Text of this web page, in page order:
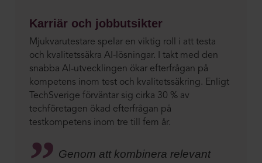
Karriär och jobbutsikter
Mjukvarutestare spelar en viktig roll i att testa
och kvalitetssäkra AI-lösningar. I takt med den
snabba AI-utvecklingen ökar efterfrågan på
kompetens inom test och kvalitetssäkring. Enligt
TechSverige förväntar sig cirka 30 % av
techföretagen ökad efterfrågan på
testkompetens inom tre till fem år.
Genom att kombinera relevant